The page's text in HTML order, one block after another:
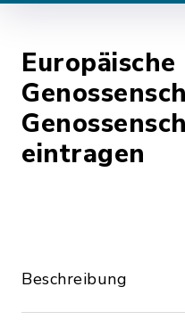
Europäische
eintragen
Beschreibung